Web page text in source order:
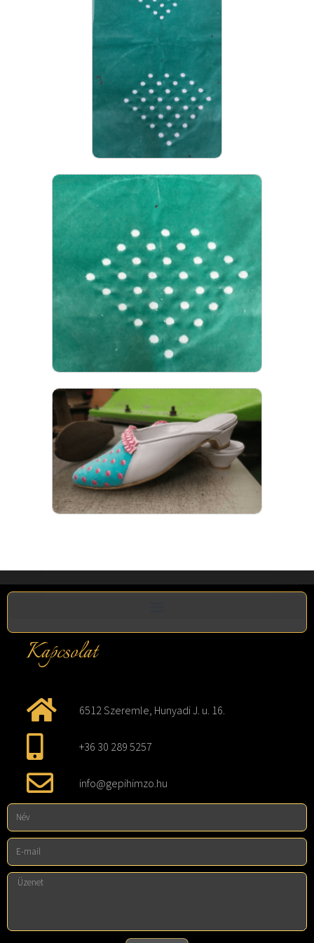
Kapcsolat
6512 Szeremle, Hunyadi J. u. 16.
+36 30 289 5257
info@gepihimzo.hu